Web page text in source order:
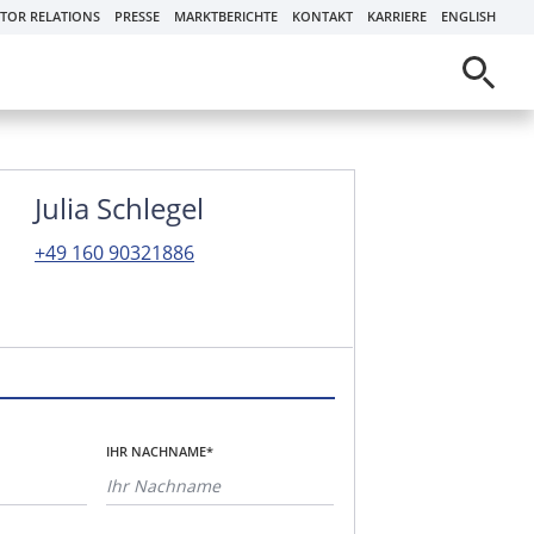
RELATIONS PRESSE MARKTBERICHTE KONTAKT KARRIERE ENGLISH
Julia Schlegel
+49 160 90321886
IHR NACHNAME*